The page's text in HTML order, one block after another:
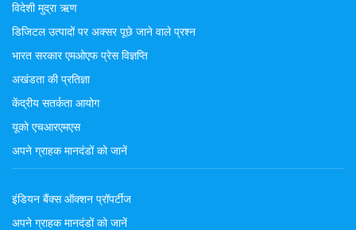
विदेशी मुद्रा ऋण
डिजिटल उत्पादों पर अक्सर पूछे जाने वाले प्रश्न
भारत सरकार एमओएफ प्रेस विज्ञप्ति
अखंडता की प्रतिज्ञा
केंद्रीय सतर्कता आयोग
यूको एचआरएमएस
अपने ग्राहक मानदंडों को जानें
इंडियन बैंक्स ऑक्शन प्रॉपर्टीज
अपने ग्राहक मानदंडों को जानें